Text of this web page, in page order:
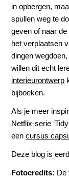
in opbergen,
spullen weg te
geven of naar
het verplaatsen
dingen
willen dit echt
interieurontwerp
bijboeken.
Als je meer
Netflix-serie
eencursus
Deze blog is
Fotocredits: De